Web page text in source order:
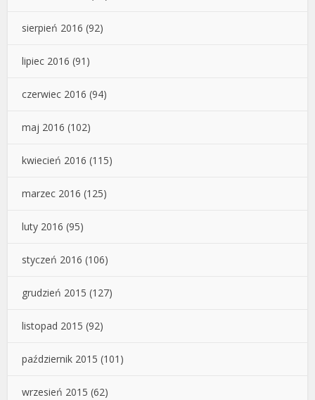
sierpień 2016 (92)
lipiec 2016 (91)
czerwiec 2016 (94)
maj 2016 (102)
kwiecień 2016 (115)
marzec 2016 (125)
luty 2016 (95)
styczeń 2016 (106)
grudzień 2015 (127)
listopad 2015 (92)
październik 2015 (101)
wrzesień 2015 (62)